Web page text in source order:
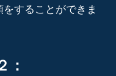
することができま
：